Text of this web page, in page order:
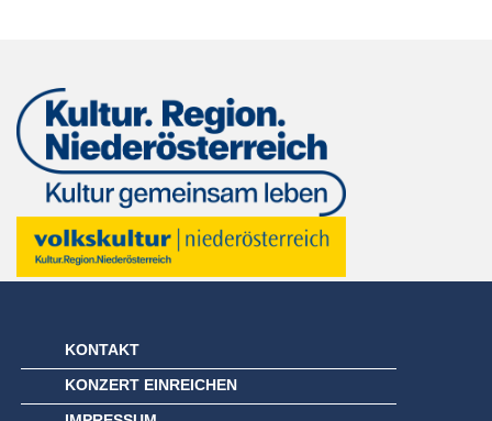
KONTAKT
KONZERT EINREICHEN